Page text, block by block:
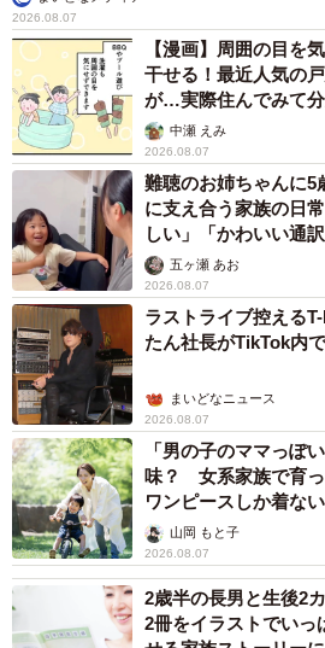
2026.08.07
【漫画】周囲の目を
干せる！最近人気の
が…実際住んでみて
中瀬 えみ
2026.08.07
難聴のお姉ちゃんに
に支え合う家族の日
しい」「かわいい通訳
五ヶ瀬 あお
2026.08.07
ラストライブ控える
たん社長がTikTok内
まいどなニュース
2026.08.07
「男の子のママっぽ
味？ 女系家族で育
ワンピースしか着な
へんが…
山岡 もと子
2026.08.07
2歳半の長男と生後2
2冊をイラストでい